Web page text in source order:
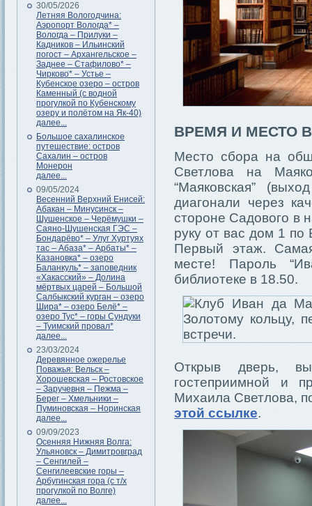
30/05/2026
Летняя Вологодчина:
Аэропорт Вологда* –
Вологда – Прилуки –
Кадников – Ильинский
погост – Архангельское –
Заднее – Стафилово* –
Чирково* – Устье –
Кубенское озеро – остров
Каменный (с водной
прогулкой по Кубенскому
озеру и полётом на Як-40)
далее...
Большое сахалинское
путешествие: остров
Сахалин – остров
Монерон
далее...
09/05/2024
Весенний Верхний Енисей:
Абакан – Минусинск –
Шушенское – Черёмушки –
Саяно-Шушенская ГЭС –
Бондарёво* – Улуг Хуртуях
тас – Абаза* – Арбаты* –
Казановка* – озеро
Баланкуль* – заповедник
«Хакасский» – Долина
мёртвых царей – Большой
Салбыкский курган – озеро
Шира* – озеро Белё* –
озеро Тус* – горы Сундуки
– Туимский провал*
далее...
23/03/2024
Деревянное ожерелье
Поважья: Вельск –
Хорошевская – Ростовское
– Заручевня – Пежма –
Берег – Хмельники –
Пуминовская – Норинская
далее...
09/09/2023
Осенняя Нижняя Волга:
Ульяновск – Димитровград
– Сенгилей –
Сенгилеевские горы –
Арбугинская гора (с т/х
прогулкой по Волге)
далее...
ВРЕМЯ И МЕСТО
Место сбора на
Светлова на
“Маяковская”
диагонали через
стороне Садового в
руку от вас дом 1
Первый этаж.
месте! Пароль
библиотеке в 18.50.
Открыв дверь,
гостеприимной и
Михаила Светлова,
этой ссылке.